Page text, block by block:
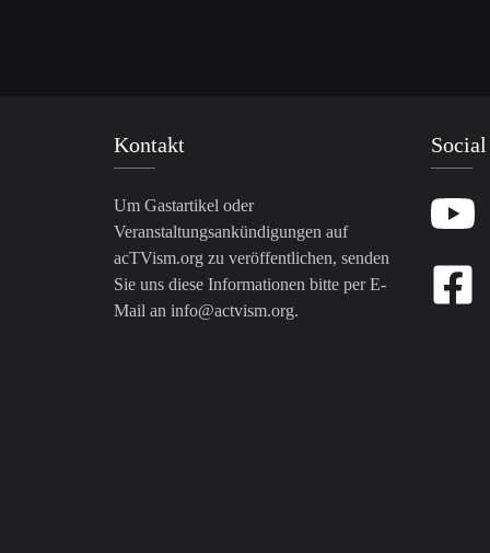
Kontakt
Um Gastartikel oder
Veranstaltungsankündigungen auf
acTVism.org zu veröffentlichen, senden
Sie uns diese Informationen bitte per E-
Mail an info@actvism.org.